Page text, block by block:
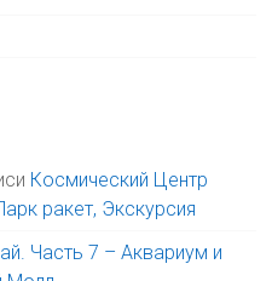
Космический Центр
ракет, Экскурсия
Часть 7 – Аквариум и